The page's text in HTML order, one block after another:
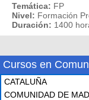
Temática: FP
Nivel: Formación
Duración: 1400
Cursos en
CATALUÑA
COMUNIDAD DE